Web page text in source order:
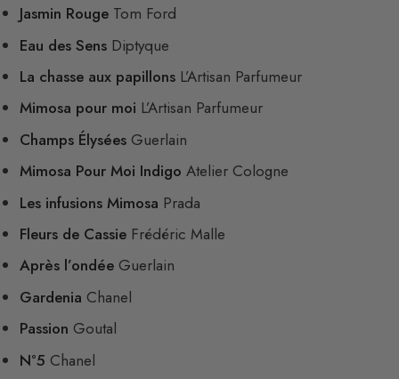
Jasmin Rouge Tom Ford
Eau des Sens Diptyque
La chasse aux papillons L’Artisan Parfumeur
Mimosa pour moi L’Artisan Parfumeur
Champs Élysées Guerlain
Mimosa Pour Moi Indigo Atelier Cologne
Les infusions Mimosa Prada
Fleurs de Cassie Frédéric Malle
Après l’ondée Guerlain
Gardenia Chanel
Passion Goutal
N°5 Chanel